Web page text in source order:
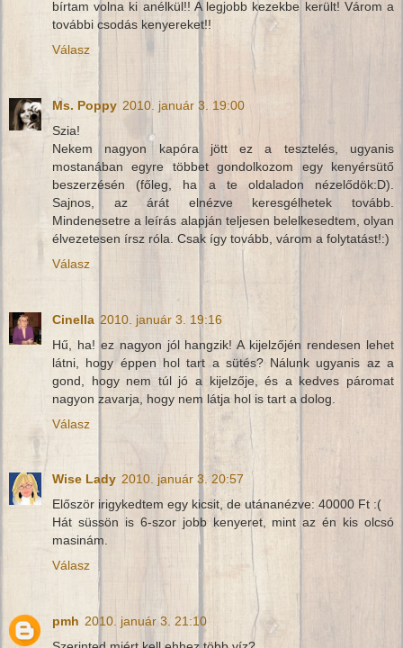
bírtam volna ki anélkül!! A legjobb kezekbe került! Várom a
további csodás kenyereket!!
Válasz
Ms. Poppy 2010. január 3. 19:00
Szia!
Nekem nagyon kapóra jött ez a tesztelés, ugyanis
mostanában egyre többet gondolkozom egy kenyérsütő
beszerzésén (főleg, ha a te oldaladon nézelődök:D).
Sajnos, az árát elnézve keresgélhetek tovább.
Mindenesetre a leírás alapján teljesen belelkesedtem, olyan
élvezetesen írsz róla. Csak így tovább, várom a folytatást!:)
Válasz
Cinella 2010. január 3. 19:16
Hű, ha! ez nagyon jól hangzik! A kijelzőjén rendesen lehet
látni, hogy éppen hol tart a sütés? Nálunk ugyanis az a
gond, hogy nem túl jó a kijelzője, és a kedves páromat
nagyon zavarja, hogy nem látja hol is tart a dolog.
Válasz
Wise Lady 2010. január 3. 20:57
Először irigykedtem egy kicsit, de utánanézve: 40000 Ft :(
Hát süssön is 6-szor jobb kenyeret, mint az én kis olcsó
masinám.
Válasz
pmh 2010. január 3. 21:10